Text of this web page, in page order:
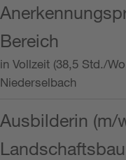
Bereich
in Vollzeit (38,5 Std./
Niederselbach
Ausbilderin (m/
Landschaftsbau